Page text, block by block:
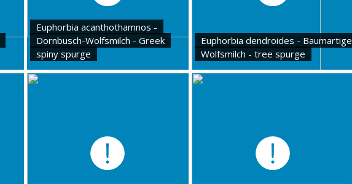
Euphorbia acanthothamnos -
Dornbusch-Wolfsmilch - Greek
spiny spurge
Euphorbia dendroides - Baumartige
Wolfsmilch - tree spurge